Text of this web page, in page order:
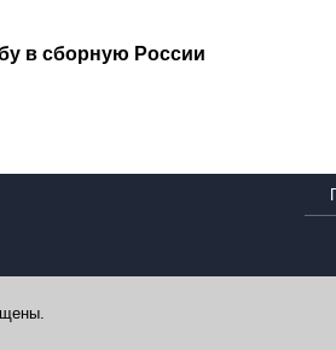
в сборную России